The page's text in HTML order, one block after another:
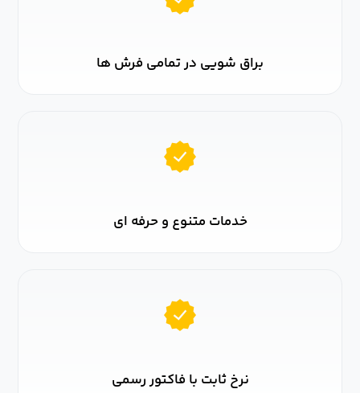
براق شویی در تمامی فرش ها
خدمات متنوع و حرفه ای
نرخ ثابت با فاکتور رسمی